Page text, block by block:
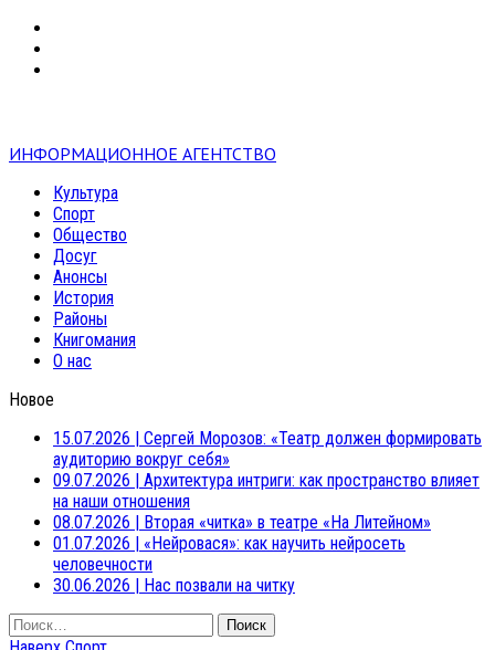
ИНФОРМАЦИОННОЕ АГЕНТСТВО
Культура
Спорт
Общество
Досуг
Анонсы
История
Районы
Книгомания
О нас
Новое
15.07.2026 | Сергей Морозов: «Театр должен формировать
аудиторию вокруг себя»
09.07.2026 | Архитектура интриги: как пространство влияет
на наши отношения
08.07.2026 | Вторая «читка» в театре «На Литейном»
01.07.2026 | «Нейровася»: как научить нейросеть
человечности
30.06.2026 | Нас позвали на читку
Найти: